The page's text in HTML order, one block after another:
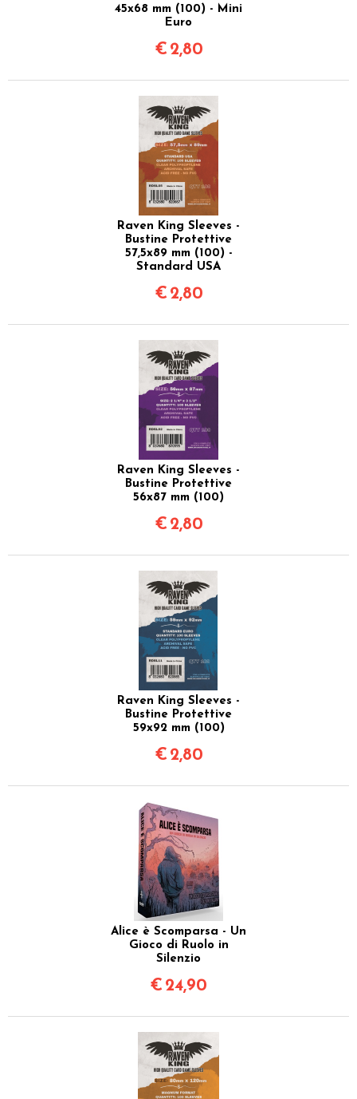
45x68 mm (100) - Mini
Euro
€ 2,80
Raven King Sleeves -
Bustine Protettive
57,5x89 mm (100) -
Standard USA
€ 2,80
Raven King Sleeves -
Bustine Protettive
56x87 mm (100)
€ 2,80
Raven King Sleeves -
Bustine Protettive
59x92 mm (100)
€ 2,80
Alice è Scomparsa - Un
Gioco di Ruolo in
Silenzio
€ 24,90